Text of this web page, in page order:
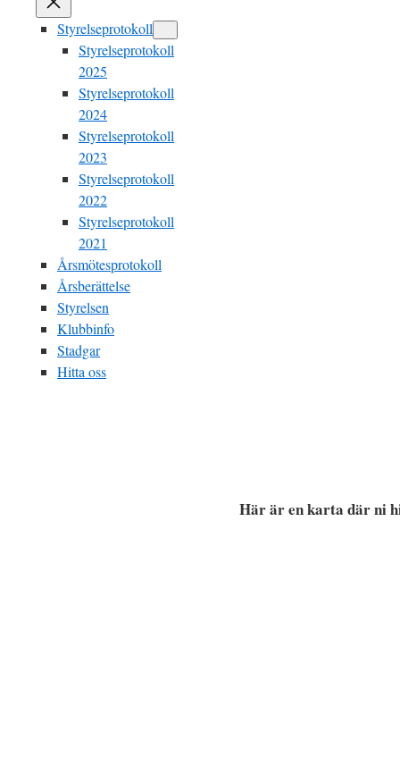
Styrelseprotokoll
Styrelseprotokoll
2025
Styrelseprotokoll
2024
Styrelseprotokoll
2023
Styrelseprotokoll
2022
Styrelseprotokoll
2021
Årsmötesprotokoll
Årsberättelse
Styrelsen
Klubbinfo
Stadgar
Hitta oss
Här är en karta där ni